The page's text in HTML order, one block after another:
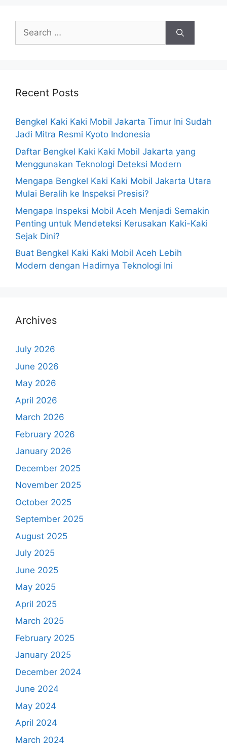
Recent Posts
Bengkel Kaki Kaki Mobil Jakarta Timur Ini Sudah
Jadi Mitra Resmi Kyoto Indonesia
Daftar Bengkel Kaki Kaki Mobil Jakarta yang
Menggunakan Teknologi Deteksi Modern
Mengapa Bengkel Kaki Kaki Mobil Jakarta Utara
Mulai Beralih ke Inspeksi Presisi?
Mengapa Inspeksi Mobil Aceh Menjadi Semakin
Penting untuk Mendeteksi Kerusakan Kaki-Kaki
Sejak Dini?
Buat Bengkel Kaki Kaki Mobil Aceh Lebih
Modern dengan Hadirnya Teknologi Ini
Archives
July 2026
June 2026
May 2026
April 2026
March 2026
February 2026
January 2026
December 2025
November 2025
October 2025
September 2025
August 2025
July 2025
June 2025
May 2025
April 2025
March 2025
February 2025
January 2025
December 2024
June 2024
May 2024
April 2024
March 2024